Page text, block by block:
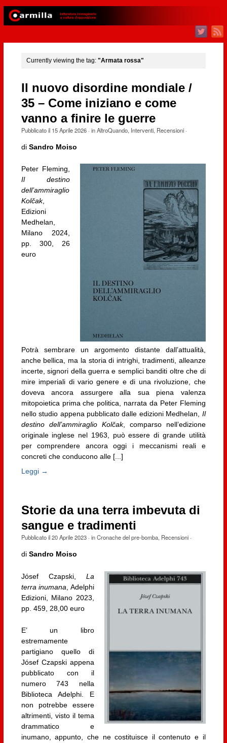
Currently viewing the tag: "Armata rossa"
Il nuovo disordine mondiale /
35 – Come iniziano e come
vanno a finire le guerre
Pubblicato il 15 Aprile 2026· inAltroQuando, Interventi, Recensioni·
di Sandro Moiso
Peter Fleming,
Il destino
dell’ammiraglio
Kolčak,
Edizioni
Medhelan,
Milano 2024,
pp. 300, 26
euro
Potrà sembrare un argomento distante dall’attualità,
anche bellica, ma la storia di intrighi, tradimenti, alleanze
incerte, signori della guerra e semplici banditi oltre che di
mire imperiali di vario genere e di una rivoluzione, che
doveva ancora assurgere alla sua piena valenza
mitopoietica prima che politica, narrata da Peter Fleming
nello studio appena pubblicato dalle edizioni Medhelan, Il
destino dell’ammiraglio Kolčak, comparso nell’edizione
originale inglese nel 1963, può essere di grande utilità
per comprendere ancora oggi i meccanismi reali e
concreti che conducono alle [...]
Leggi →
Storie da una terra imbevuta di
sangue e tradimenti
Pubblicato il20 Aprile 2023· inCronache del pre-bomba, Recensioni·
di Sandro Moiso
Jósef Czapski,La
terra inumana , Adelphi
Edizioni, Milano 2023,
pp. 459, 28,00 euro
E’ un libro
estremamente
partigiano quello di
Jósef Czapski appena
pubblicato con il
numero 743 nella
Biblioteca Adelphi. E
non potrebbe essere
altrimenti, visto il tema
drammatico e
inumano, appunto, che ne costituisce il contenuto e il